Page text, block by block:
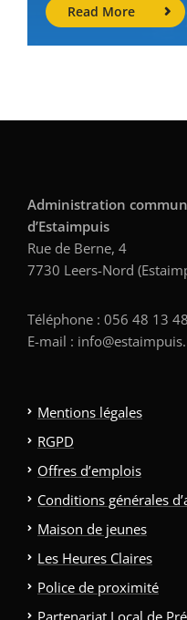
Read More
Administration
d’Estaimpuis
Rue de Berne, 4
7730 Leers-Nord
Téléphone : 056 48 13 48
E-mail :
Mentions légales
RGPD
Offres d’emplois
Conditions générales
Maison de jeunes
Les Heures Claires
Police de proximité
Partenariat Local de